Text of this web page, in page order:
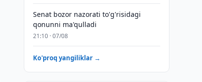
Senat bozor nazorati to'g'risidagi
qonunni ma'qulladi
21:10 · 07/08
Ko'proq yangiliklar →